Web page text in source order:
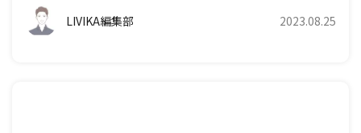
LIVIKA編集部 2023.08.25